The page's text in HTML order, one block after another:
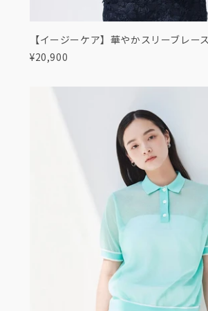
【イージーケア】華やかスリーブレー
¥20,900